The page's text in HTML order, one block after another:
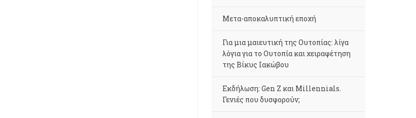
Μετα-αποκαλυπτική εποχή
Για μια μαιευτική της Ουτοπίας: λίγα
λόγια για το Ουτοπία και χειραφέτηση
της Βίκυς Ιακώβου
Εκδήλωση: Gen Z και Millennials.
Γενιές που δυσφορούν;